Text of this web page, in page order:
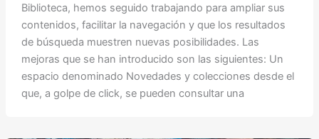
Biblioteca, hemos seguido trabajando para ampliar sus
contenidos, facilitar la navegación y que los resultados
de búsqueda muestren nuevas posibilidades. Las
mejoras que se han introducido son las siguientes: Un
espacio denominado Novedades y colecciones desde el
que, a golpe de click, se pueden consultar una